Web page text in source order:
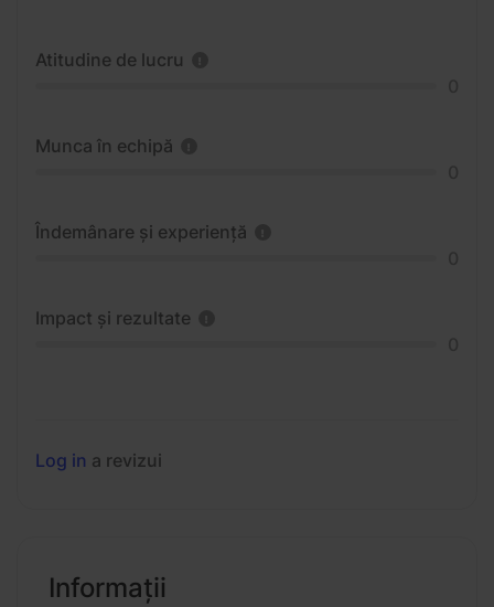
Atitudine de lucru
Munca în echipă
Îndemânare și experiență
Impact și rezultate
Log in a revizui
Informaţii